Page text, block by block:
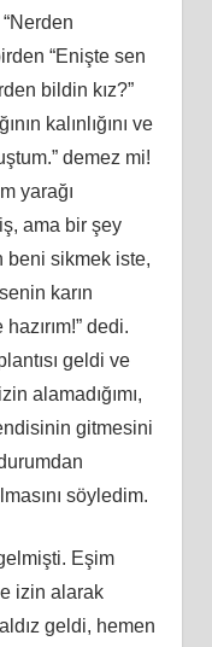
“Enişte sen
bildin kız?”
kalınlığını ve
demez mi!
yarağı
ama bir şey
beni sikmek iste,
karın
dedi.
geldi ve
alamadığımı,
gitmesini
söyledim.
Eşim
izin alarak
geldi, hemen